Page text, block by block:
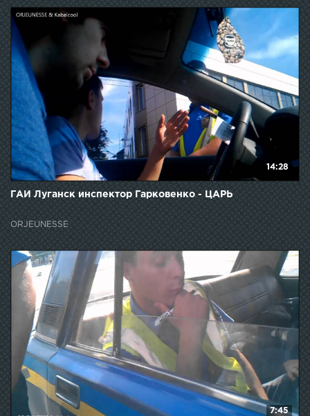
14:28
ГАИ Луганск инспектор Гарковенко - ЦАРЬ
ORJEUNESSE
7:45